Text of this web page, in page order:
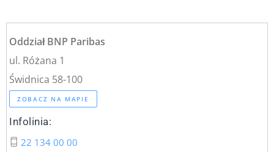
Oddział BNP Paribas
ul. Różana 1
Świdnica 58-100
ZOBACZ NA MAPIE
Infolinia:
22 134 00 00